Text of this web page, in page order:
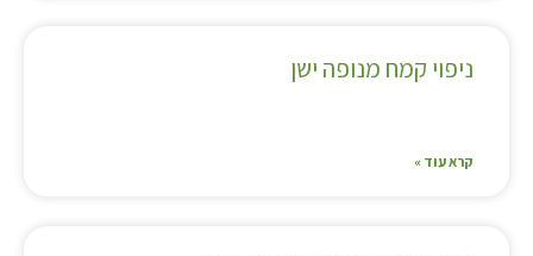
ניפוי קמח מנופה ישן
קרא עוד »